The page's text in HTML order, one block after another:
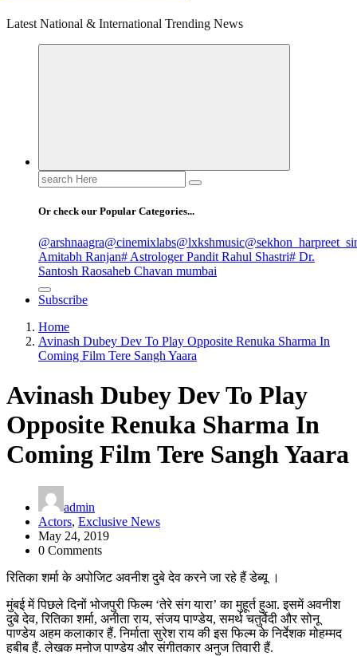
Latest National & International Trending News
Search
for:
Or check our Popular Categories...
@arshnaagra@cinemixlabs@lxkshmusic
Amitabh Ranjan# Astrologer Pandit Rahul Shastri# Dr.
Santosh Raosaheb Chavan mumbai
Subscribe
Home
Avinash Dubey Dev To Play Opposite Renuka Sharma In
Coming Film Tere Sangh Yaara
Avinash Dubey Dev To Play
Opposite Renuka Sharma In
Coming Film Tere Sangh Yaara
admin
Actors, Exclusive News
May 24, 2019
0 Comments
रितिका शर्मा के अपोजिट अवनीश दुबे देव करने जा रहे हैं डेब्यू ।
मुंबई में पिछले दिनों भोजपुरी फिल्म ‘तेरे संग यारा’ का मुहूर्त हुआ. इसमें अवनीश
दुबे देव, रितिका शर्मा, अनीता राय, संजय पाण्डेय, समर्थ चतुर्वेदी और सोनू
पाण्डेय अहम कलाकार हैं. निर्माता सुरेश राय की इस फिल्म के निर्देशक मोहम्मद
हबीब हैं. लेखक मनोज पाण्डेय और संगीतकार अनुज तिवारी हैं.